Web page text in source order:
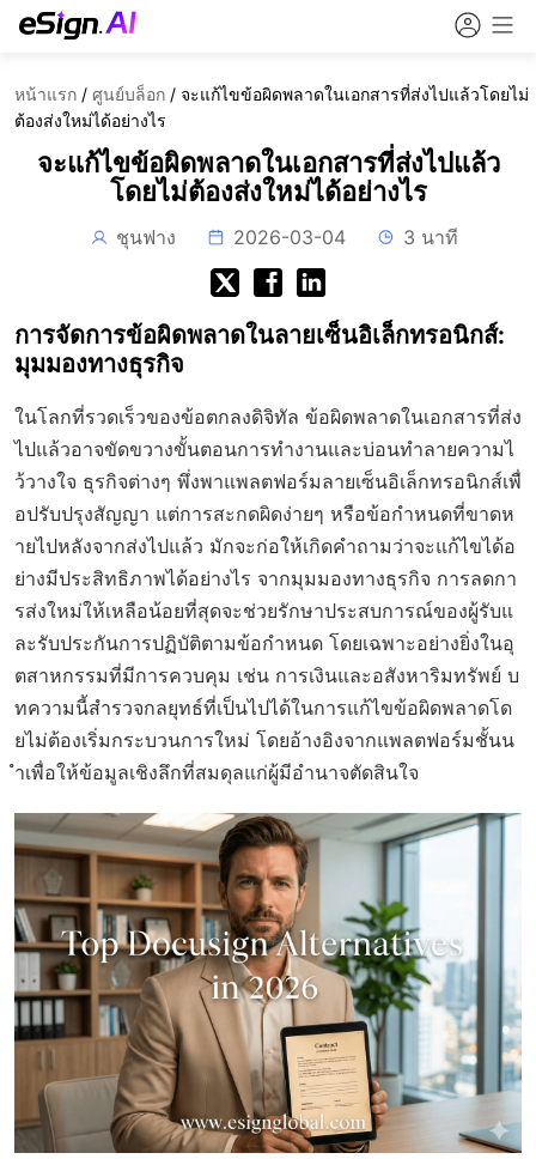
หน้าแรก / ศูนย์บล็อก / จะแก้ไขข้อผิดพลาดในเอกสารที่ส่งไปแล้วโดยไม่
ต้องส่งใหม่ได้อย่างไร
จะแก้ไขข้อผิดพลาดในเอกสารที่ส่งไปแล้ว
โดยไม่ต้องส่งใหม่ได้อย่างไร
ชุนฟาง 2026-03-04 3 นาที
การจัดการข้อผิดพลาดในลายเซ็นอิเล็กทรอนิกส์:
มุมมองทางธุรกิจ
ในโลกที่รวดเร็วของข้อตกลงดิจิทัล ข้อผิดพลาดในเอกสารที่ส่ง
ไปแล้วอาจขัดขวางขั้นตอนการทำงานและบ่อนทำลายความไ
ว้วางใจ ธุรกิจต่างๆ พึ่งพาแพลตฟอร์มลายเซ็นอิเล็กทรอนิกส์เพื่
อปรับปรุงสัญญา แต่การสะกดผิดง่ายๆ หรือข้อกำหนดที่ขาดห
ายไปหลังจากส่งไปแล้ว มักจะก่อให้เกิดคำถามว่าจะแก้ไขได้อ
ย่างมีประสิทธิภาพได้อย่างไร จากมุมมองทางธุรกิจ การลดกา
รส่งใหม่ให้เหลือน้อยที่สุดจะช่วยรักษาประสบการณ์ของผู้รับแ
ละรับประกันการปฏิบัติตามข้อกำหนด โดยเฉพาะอย่างยิ่งในอุ
ตสาหกรรมที่มีการควบคุม เช่น การเงินและอสังหาริมทรัพย์ บ
ทความนี้สำรวจกลยุทธ์ที่เป็นไปได้ในการแก้ไขข้อผิดพลาดโด
ยไม่ต้องเริ่มกระบวนการใหม่ โดยอ้างอิงจากแพลตฟอร์มชั้นน
ำเพื่อให้ข้อมูลเชิงลึกที่สมดุลแก่ผู้มีอำนาจตัดสินใจ